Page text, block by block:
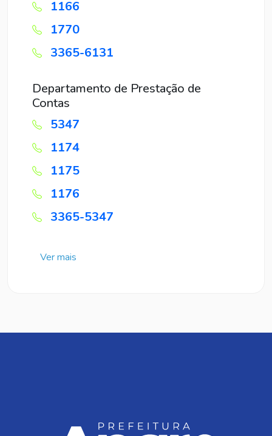
1166
1770
3365-6131
Departamento de Prestação de
Contas
5347
1174
1175
1176
3365-5347
Ver mais